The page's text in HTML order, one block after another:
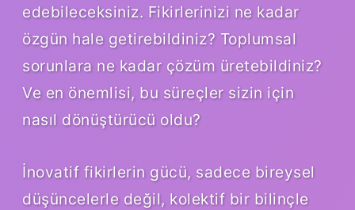
edebileceksiniz. Fikirlerinizi ne kadar
özgün hale getirebildiniz? Toplumsal
sorunlara ne kadar çözüm üretebildiniz?
Ve en önemlisi, bu süreçler sizin için
nasıl dönüştürücü oldu?
İnovatif fikirlerin gücü, sadece bireysel
düşüncelerle değil, kolektif bir bilinçle